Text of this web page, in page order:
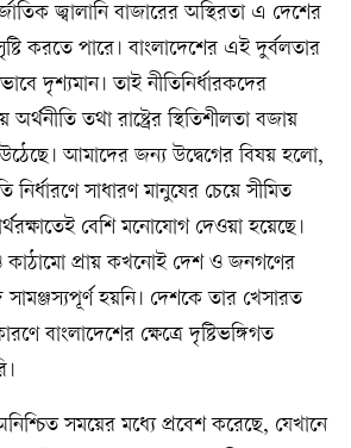
জ্বালানি বাজারের অস্থিরতা এ দেশের
করতে পারে। বাংলাদেশের এই দুর্বলতার
দৃশ্যমান। তাই নীতিনির্ধারকদের
তথা রাষ্ট্রের স্থিতিশীলতা বজায়
উঠেছে। আমাদের জন্য উদ্বেগের বিষয় হলো,
নির্ধারণে সাধারণ মানুষের চেয়ে সীমিত
বেশি মনোযোগ দেওয়া হয়েছে।
ও কাঠামো প্রায় কখনোই দেশ ও জনগণের
হয়নি। দেশকে তার খেসারত
বাংলাদেশের ক্ষেত্রে দৃষ্টিভঙ্গিগত
সময়ের মধ্যে প্রবেশ করেছে, যেখানে